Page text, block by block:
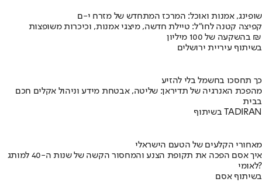
שופינג, אמנות ואוכל: המרכז המתחדש של מזרח י-ם
קפיצה קטנה לחו"ל: טיילת חדשה, מיצגי אמנות, וכיכרות משופצות
בהשקעה של 100 מיליון ₪
בשיתוף עיריית ירושלים
כך תחסכו בחשמל בלי להזיע
מהפכת האנרגיה של תדיראן: שליטה, אבטחת מידע וניהול אקלים חכם
בבית
בשיתוף TADIRAN
מאחורי הקלעים של הטעם הישראלי
איך אסם הפכה את תקופת הצנע והמחסור הקשה של שנות ה-40 למותג
לאומי?
בשיתוף אסם